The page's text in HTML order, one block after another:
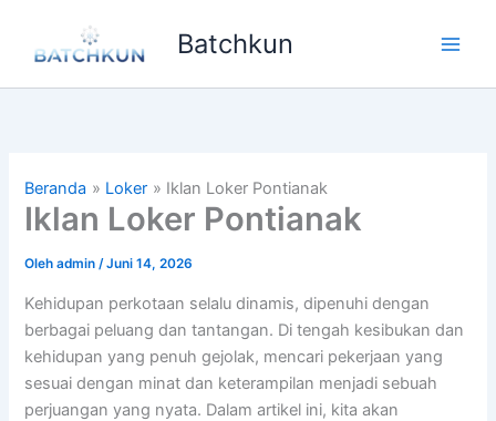
konten
Batchkun
Beranda Loker Iklan Loker Pontianak
Iklan Loker Pontianak
Olehadmin/Juni 14, 2026
Kehidupan perkotaan selalu dinamis, dipenuhi dengan
berbagai peluang dan tantangan. Di tengah kesibukan dan
kehidupan yang penuh gejolak, mencari pekerjaan yang
sesuai dengan minat dan keterampilan menjadi sebuah
perjuangan yang nyata. Dalam artikel ini, kita akan